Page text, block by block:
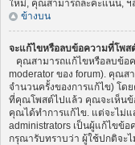
ใหม่, คุณสามารถละคะแนน, ฯ
ข้างบน
จะแก้ไขหรือลบข้อความที่โพส
คุณสามารถแก้ไขหรือลบข้อ
moderator ของ forum). คุณส
จำนวนครั้งของการแก้ไข) โ
ที่คุณโพสต์ไปแล้ว คุณจะเห็นข้
คุณได้ทำการแก้ไข. แต่จะไม่แ
administrators เป็นผู้แก้ไขข้
กรุณารับทราบว่า ผู้ใช้ปกติจะ